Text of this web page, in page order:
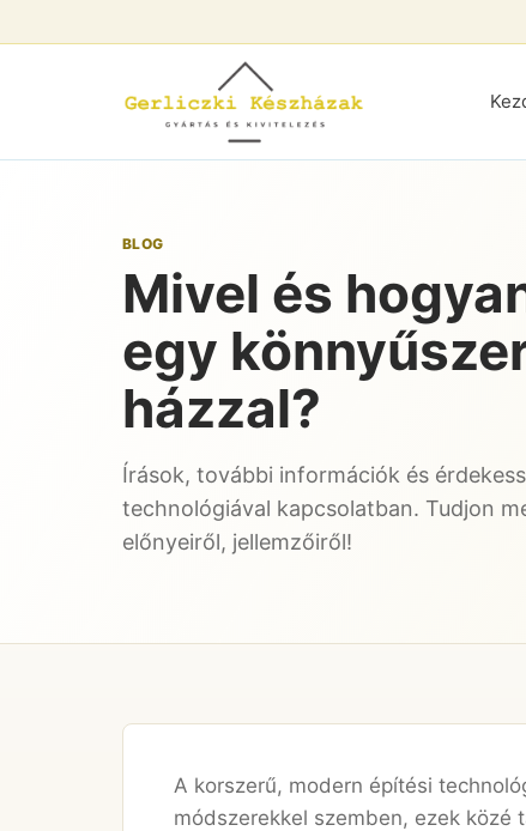
BLOG
Mivel és
egy
házzal?
Írások, további információk és
technológiával kapcsolatban. Tudjon
előnyeiről, jellemzőiről!
A korszerű, modern építési
módszerekkel szemben, ezek közé